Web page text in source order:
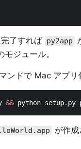
了すれば py2app
ジュール。
ンドで Mac アプリ
&& python setup.py
が作